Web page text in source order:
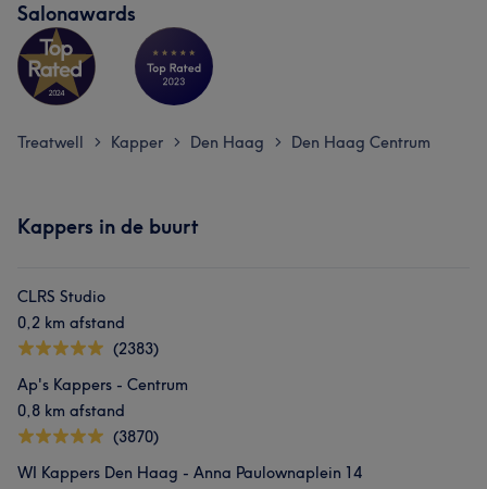
Salonawards
Treatwell > Kapper > Den Haag > Den Haag Centrum
Kappers in de buurt
CLRS Studio
0,2 km afstand
(2383)
Ap's Kappers - Centrum
0,8 km afstand
(3870)
WI Kappers Den Haag - Anna Paulownaplein 14